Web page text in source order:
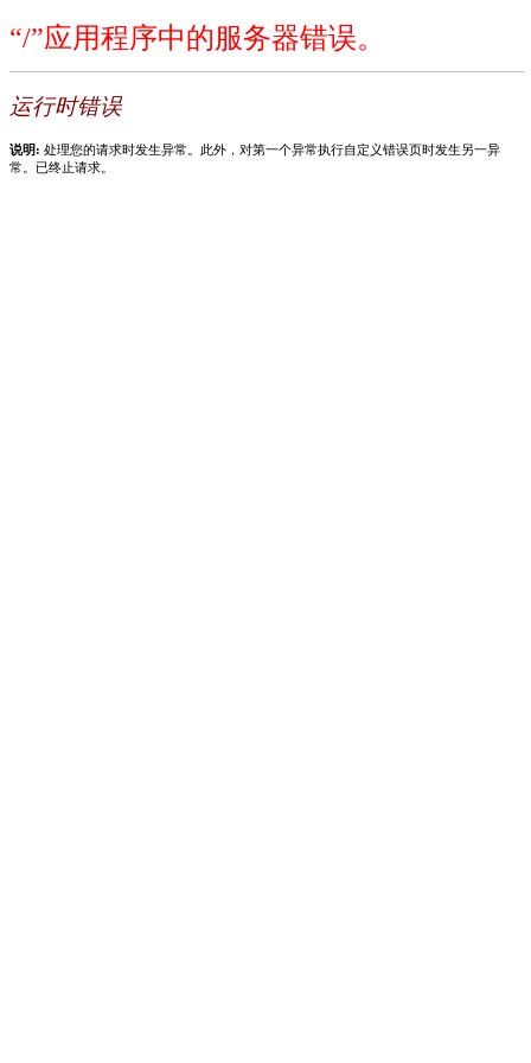
“/”应用程序中的服务器错误。
运行时错误
说明: 处理您的请求时发生异常。此外，对第一个异常执行自定义错误页时发生另一异
常。已终止请求。